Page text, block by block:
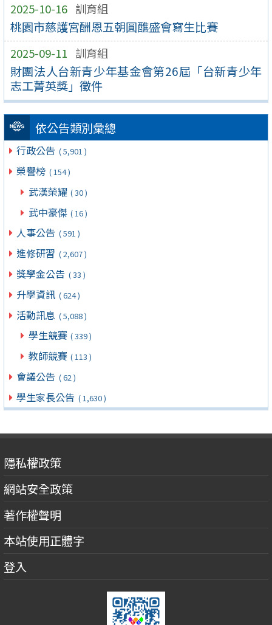
2025-10-16 訓育組
桃園市慈護宮酬恩五朝圓醮盛會寫生比賽
2025-09-11 訓育組
財團法人台新青少年基金會第26屆「台新青少年
志工菁英獎」徵件
依公告類別彙總
行政公告 ( 5,901 )
榮譽榜 ( 154 )
武漢榮耀 ( 30 )
武中豪傑 ( 16 )
人事公告 ( 591 )
進修研習 ( 2,607 )
獎學金公告 ( 33 )
升學資訊 ( 624 )
活動訊息 ( 5,088 )
學生競賽 ( 339 )
教師競賽 ( 113 )
會議公告 ( 62 )
學生家長公告 ( 1,630 )
隱私權政策
網站安全政策
著作權聲明
本站使用正體字
登入